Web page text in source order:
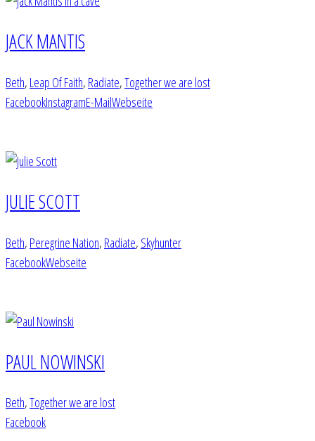
JACK MANTIS
Beth, Leap Of Faith, Radiate,Together we are lost
FacebookInstagramE-MailWebseite
JULIE SCOTT
Beth, Peregrine Nation, Radiate, Skyhunter
FacebookWebseite
PAUL NOWINSKI
Beth,Together we are lost
Facebook